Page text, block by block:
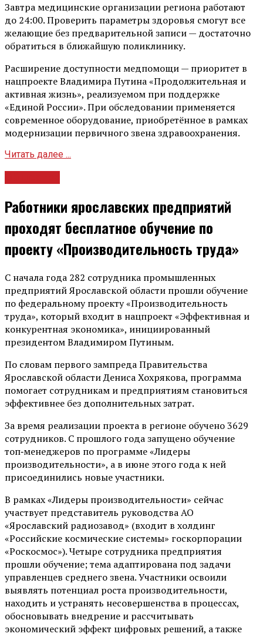
Завтра медицинские организации региона работают
до 24:00. Проверить параметры здоровья смогут все
желающие без предварительной записи — достаточно
обратиться в ближайшую поликлинику.
Расширение доступности медпомощи — приоритет в
нацпроекте Владимира Путина «Продолжительная и
активная жизнь», реализуемом при поддержке
«Единой России». При обследовании применяется
современное оборудование, приобретённое в рамках
модернизации первичного звена здравоохранения.
Читать далее ...
Работники ярославских предприятий
проходят бесплатное обучение по
проекту «Производительность труда»
С начала года 282 сотрудника промышленных
предприятий Ярославской области прошли обучение
по федеральному проекту «Производительность
труда», который входит в нацпроект «Эффективная и
конкурентная экономика», инициированный
президентом Владимиром Путиным.
По словам первого зампреда Правительства
Ярославской области Дениса Хохрякова, программа
помогает сотрудникам и предприятиям становиться
эффективнее без дополнительных затрат.
За время реализации проекта в регионе обучено 3629
сотрудников. С прошлого года запущено обучение
топ‑менеджеров по программе «Лидеры
производительности», а в июне этого года к ней
присоединились новые участники.
В рамках «Лидеры производительности» сейчас
участвует представитель руководства АО
«Ярославский радиозавод» (входит в холдинг
«Российские космические системы» госкорпорации
«Роскосмос»). Четыре сотрудника предприятия
прошли обучение; тема адаптирована под задачи
управленцев среднего звена. Участники освоили
выявлять потенциал роста производительности,
находить и устранять несовершенства в процессах,
обосновывать внедрение и рассчитывать
экономический эффект цифровых решений, а также